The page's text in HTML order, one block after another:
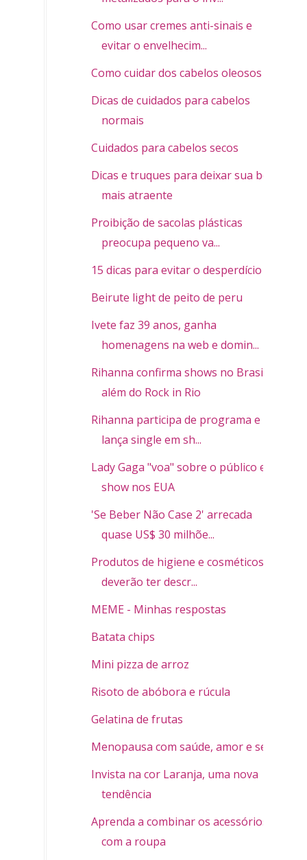
Como usar cremes anti-sinais e
evitar o envelhecim...
Como cuidar dos cabelos oleosos
Dicas de cuidados para cabelos
normais
Cuidados para cabelos secos
Dicas e truques para deixar sua boca
mais atraente
Proibição de sacolas plásticas
preocupa pequeno va...
15 dicas para evitar o desperdício
Beirute light de peito de peru
Ivete faz 39 anos, ganha
homenagens na web e domin...
Rihanna confirma shows no Brasil
além do Rock in Rio
Rihanna participa de programa e
lança single em sh...
Lady Gaga "voa" sobre o público em
show nos EUA
'Se Beber Não Case 2' arrecada
quase US$ 30 milhõe...
Produtos de higiene e cosméticos
deverão ter descr...
MEME - Minhas respostas
Batata chips
Mini pizza de arroz
Risoto de abóbora e rúcula
Gelatina de frutas
Menopausa com saúde, amor e sexo
Invista na cor Laranja, uma nova
tendência
Aprenda a combinar os acessórios
com a roupa